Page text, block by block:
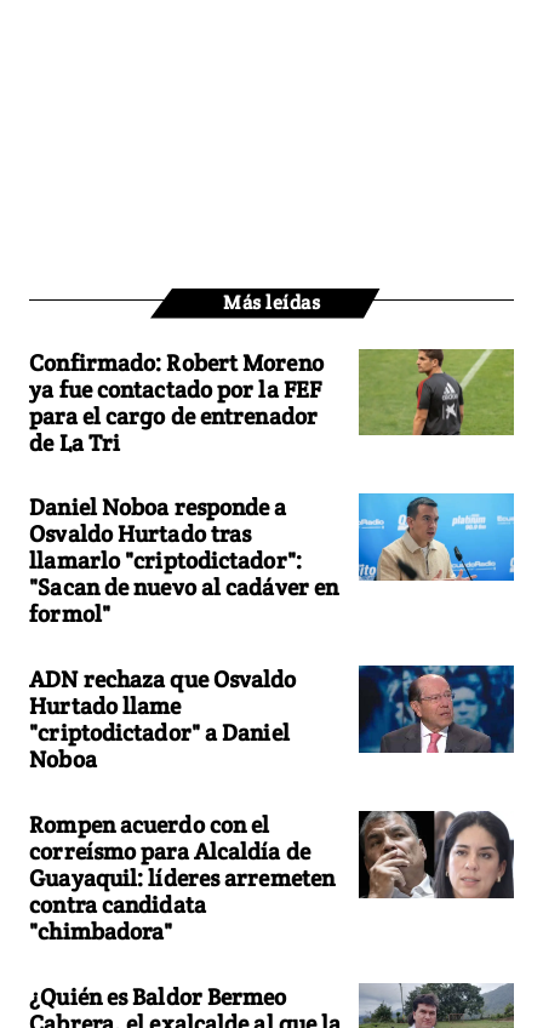
Más leídas
Confirmado: Robert Moreno
ya fue contactado por la FEF
para el cargo de entrenador
de La Tri
Daniel Noboa responde a
Osvaldo Hurtado tras
llamarlo "criptodictador":
"Sacan de nuevo al cadáver en
formol"
ADN rechaza que Osvaldo
Hurtado llame
"criptodictador" a Daniel
Noboa
Rompen acuerdo con el
correísmo para Alcaldía de
Guayaquil: líderes arremeten
contra candidata
"chimbadora"
¿Quién es Baldor Bermeo